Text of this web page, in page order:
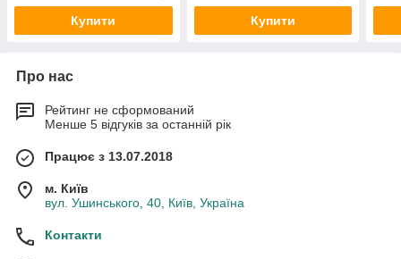
Купити Купити
Про нас
Рейтинг не сформований
Менше 5 відгуків за останній рік
Працює з 13.07.2018
м. Київ
вул. Ушинського, 40, Київ, Україна
Контакти